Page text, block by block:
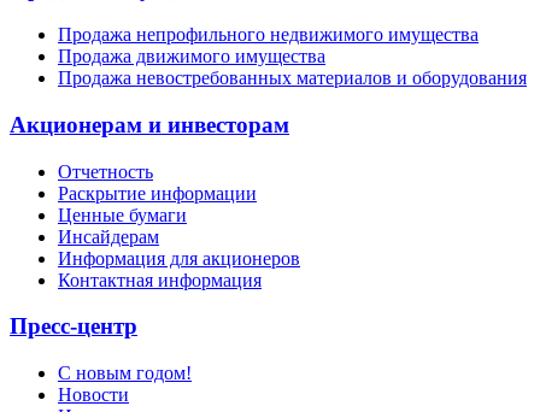
Продажа непрофильного недвижимого имущества
Продажа движимого имущества
Продажа невостребованных материалов и оборудования
Акционерам и инвесторам
Отчетность
Раскрытие информации
Ценные бумаги
Инсайдерам
Информация для акционеров
Контактная информация
Пресс-центр
С новым годом!
Новости